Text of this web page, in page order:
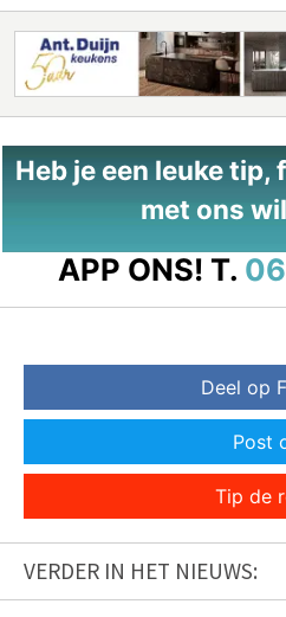
Heb je een leuke
met ons
APP ONS! T.
Deel op
Post
Tip de
VERDER IN HET NIEUWS: